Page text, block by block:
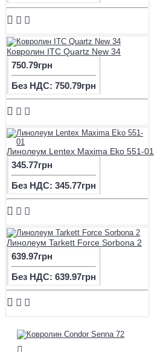
Ковролин ITC Quartz New 34
750.79грн
Без НДС: 750.79грн
Линолеум Lentex Maxima Eko 551-01
345.77грн
Без НДС: 345.77грн
Линолеум Tarkett Force Sorbona 2
639.97грн
Без НДС: 639.97грн